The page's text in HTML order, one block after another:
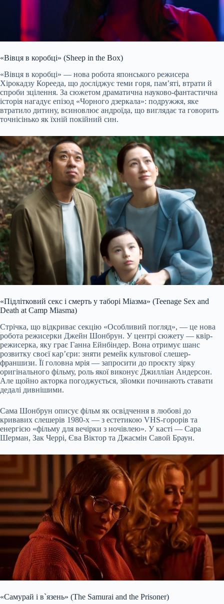
«Вівця в коробці» (Sheep in the Box)
«Вівця в коробці» — нова робота японського режисера
Хірокадзу Корееда, що досліджує теми горя, пам’яті, втрати й
спроби зцілення. За сюжетом драматична науково-фантастична
історія нагадує епізод «Чорного дзеркала»: подружжя, яке
втратило дитину, всиновлює андроїда, що виглядає та говорить
точнісінько як їхній покійний син.
«Підлітковий секс і смерть у таборі Міазма» (Teenage Sex and
Death at Camp Miasma)
Стрічка, що відкриває секцію «Особливий погляд», — це нова
робота режисерки Джейн Шонбрун. У центрі сюжету — квір-
режисерка, яку грає Ганна Ейнбіндер. Вона отримує шанс
розвитку своєї кар’єри: зняти ремейк культової слешер-
франшизи. Її головна мрія — запросити до проєкту зірку
оригінального фільму, роль якої виконує Джилліан Андерсон.
Але щойно акторка погоджується, зйомки починають ставати
дедалі дивнішими.
Сама Шонбрун описує фільм як освідчення в любові до
кривавих слешерів 1980-х — з естетикою VHS-горорів та
енергією «фільму для вечірки з ночівлею». У касті — Сара
Шерман, Зак Черрі, Єва Віктор та Джасмін Савой Браун.
«Самурай і в`язень» (The Samurai and the Prisoner)